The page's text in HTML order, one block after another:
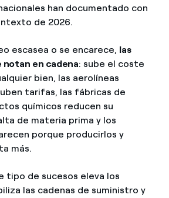
han documentado con
de 2026.
escasea o se encarece, las
notan en cadena: sube el coste
bien, las aerolíneas
tarifas, las fábricas de
químicos reducen su
de materia prima y los
porque producirlos y
más.
tipo de sucesos eleva los
las cadenas de suministro y